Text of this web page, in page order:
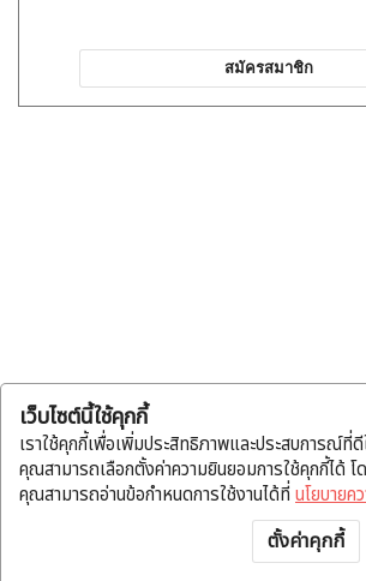
แจ้งโอน บัญชี
เว็บไซต์นี้ใช้คุกกี้
เราใช้คุกกี้เพื่อเพิ่มประสิทธิภาพและประสบการณ์ที่ดี
คุณสามารถเลือกตั้งค่าความยินยอมการใช้คุกกี้ได้
คุณสามารถอ่านข้อกำหนดการใช้งานได้ที่ นโยบายค
ตั้งค่าคุกกี้
สมัครสมาชิก